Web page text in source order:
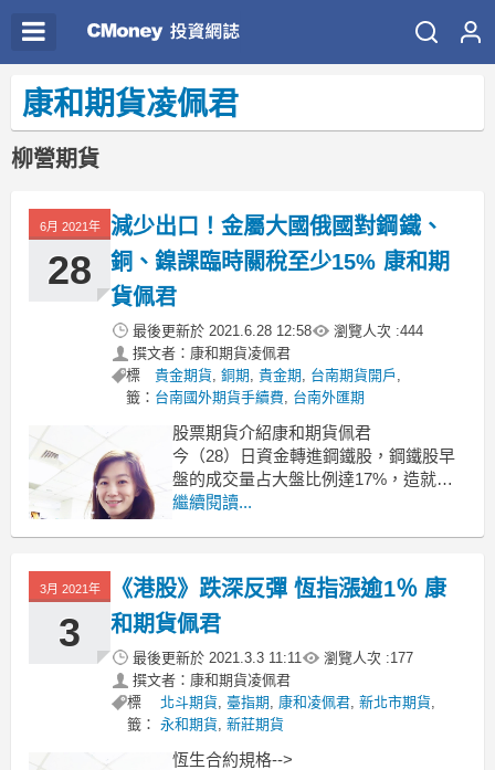
康和期貨凌佩君
柳營期貨
6月 2021年
28
減少出口！金屬大國俄國對鋼鐵、
銅、鎳課臨時關稅至少15% 康和期
貨佩君
最後更新於 2021.6.28 12:58 瀏覽人次 :444
撰文者：康和期貨凌佩君
標
籤：
貴金期貨, 銅期, 貴金期, 台南期貨開戶 ,
台南國外期貨手續費, 台南外匯期
股票期貨介紹康和期貨佩君
今（28）日資金轉進鋼鐵股，鋼鐵股早
盤的成交量占大盤比例達17%，造就彰
源（2030）等16檔鋼鐵股亮燈漲停，類
（2609）遭到「禁閉」，影響投資人沖
銷意願，資金轉入鋼鐵類股，尤其是不
銹鋼族群成為近
繼續閱讀...
3月 2021年
3
《港股》跌深反彈 恆指漲逾1％ 康
和期貨佩君
最後更新於 2021.3.3 11:11 瀏覽人次 :177
撰文者：康和期貨凌佩君
標
籤：
北斗期貨, 臺指期, 康和凌佩君, 新北市期貨,
永和期貨, 新莊期貨
恆生合約規格-->